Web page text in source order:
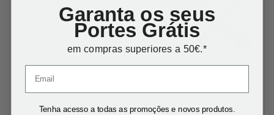
Garanta os seus
Portes Grátis
em compras superiores a 50€.*
Tenha acesso a todas as promoções e novos produtos.